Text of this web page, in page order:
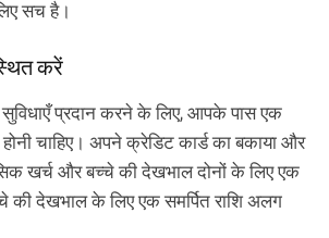
सच है।
करें
सुविधाएँ प्रदान करने के लिए, आपके पास एक
होनी चाहिए। अपने क्रेडिट कार्ड का बकाया और
खर्च और बच्चे की देखभाल दोनों के लिए एक
की देखभाल के लिए एक समर्पित राशि अलग